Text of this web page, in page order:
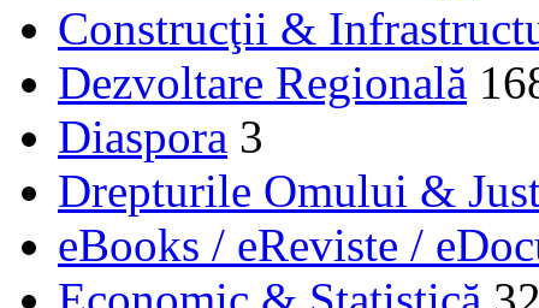
Construcţii &
Dezvoltare Regională
Diaspora 3
Drepturile Omului &
eBooks / eReviste /